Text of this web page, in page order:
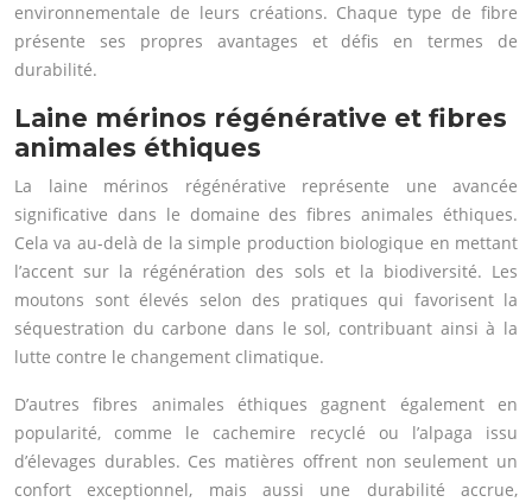
environnementale de leurs créations. Chaque type de fibre
présente ses propres avantages et défis en termes de
durabilité.
Laine mérinos régénérative et fibres
animales éthiques
La laine mérinos régénérative représente une avancée
significative dans le domaine des fibres animales éthiques.
Cela va au-delà de la simple production biologique en mettant
l’accent sur la régénération des sols et la biodiversité. Les
moutons sont élevés selon des pratiques qui favorisent la
séquestration du carbone dans le sol, contribuant ainsi à la
lutte contre le changement climatique.
D’autres fibres animales éthiques gagnent également en
popularité, comme le cachemire recyclé ou l’alpaga issu
d’élevages durables. Ces matières offrent non seulement un
confort exceptionnel, mais aussi une durabilité accrue,